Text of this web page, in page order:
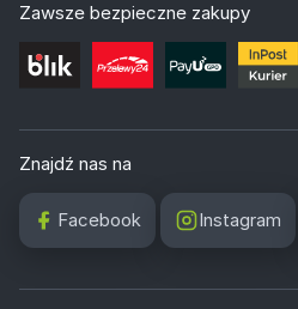
Zawsze bezpieczne zakupy
Znajdź nas na
Facebook Instagram